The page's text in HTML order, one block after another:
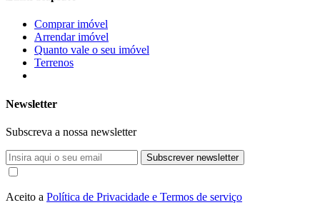
Comprar imóvel
Arrendar imóvel
Quanto vale o seu imóvel
Terrenos
Newsletter
Subscreva a nossa newsletter
Subscrever newsletter
Aceito a Política de Privacidade e Termos de serviço